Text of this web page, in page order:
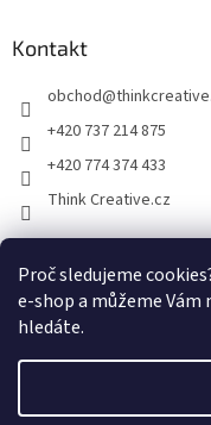
Proč sledujeme
e-shop a můžeme
hledáte.
Kontakt
obchod@
+420 737 214 875
+420 774 374 433
Think Creative.cz
Zboží.cz